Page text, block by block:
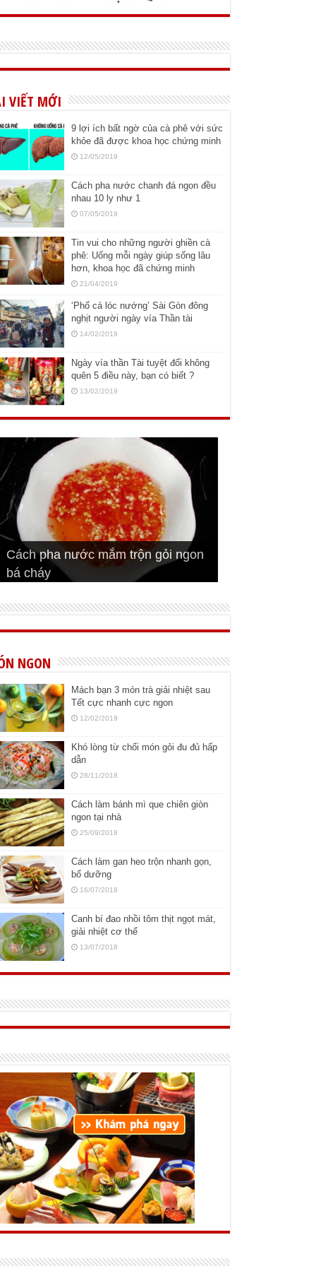
VIẾT MỚI
9 lợi ích bất ngờ của cà phê với sức
khỏe đã được khoa học chứng minh
12/05/2019
Cách pha nước chanh đá ngon đều
nhau 10 ly như 1
07/05/2019
Tin vui cho những người ghiền cà
phê: Uống mỗi ngày giúp sống lâu
hơn, khoa học đã chứng minh
21/04/2019
‘Phố cá lóc nướng’ Sài Gòn đông
nghịt người ngày vía Thần tài
14/02/2019
Ngày vía thần Tài tuyệt đối không
quên 5 điều này, bạn có biết ?
13/02/2019
Cách pha nước mắm trộn gỏi ngon
bá cháy
Bí quyết để chiên đậu hũ giòn ngon
Cách ướp sườn non nướng ngon
đúng vị
Cách ướp thịt heo chiên ngon mềm
Bật mí cách ướp sườn cơm tấm
ngon
NGON
Mách bạn 3 món trà giải nhiệt sau
Tết cực nhanh cực ngon
12/02/2019
Khó lòng từ chối món gỏi đu đủ hấp
dẫn
28/11/2018
Cách làm bánh mì que chiên giòn
ngon tại nhà
25/09/2018
Cách làm gan heo trộn nhanh gọn,
bổ dưỡng
16/07/2018
Canh bí đao nhồi tôm thịt ngọt mát,
giải nhiệt cơ thể
13/07/2018